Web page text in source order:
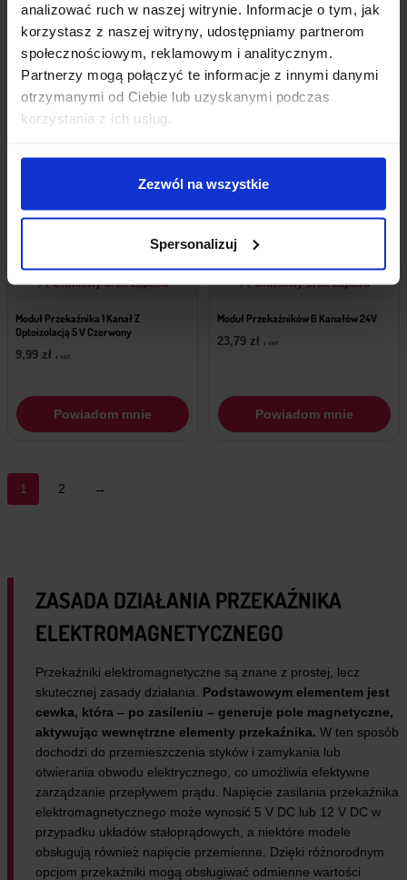
analizować ruch w naszej witrynie. Informacje o tym, jak
korzystasz z naszej witryny, udostępniamy partnerom
społecznościowym, reklamowym i analitycznym.
Partnerzy mogą połączyć te informacje z innymi danymi
otrzymanymi od Ciebie lub uzyskanymi podczas
korzystania z ich usług.
Zezwól na wszystkie
Spersonalizuj
Powiadom mnie Powiadom mnie
Chwilowy brak zapasu
Moduł Przekaźnika 1 Kanał Z
Optoizolacją 5 V Czerwony
9,99 zł z VAT
Powiadom mnie
Chwilowy brak zapasu
Moduł Przekaźników 6 Kanałów 24V
23,79 zł z VAT
Powiadom mnie
1 2 →
ZASADA DZIAŁANIA PRZEKAŹNIKA
ELEKTROMAGNETYCZNEGO
Przekaźniki elektromagnetyczne są znane z prostej, lecz
skutecznej zasady działania. Podstawowym elementem jest
cewka, która – po zasileniu – generuje pole magnetyczne,
aktywując wewnętrzne elementy przekaźnika. W ten sposób
dochodzi do przemieszczenia styków i zamykania lub
otwierania obwodu elektrycznego, co umożliwia efektywne
zarządzanie przepływem prądu. Napięcie zasilania przekaźnika
elektromagnetycznego może wynosić 5 V DC lub 12 V DC w
przypadku układów stałoprądowych, a niektóre modele
obsługują również napięcie przemienne. Dzięki różnorodnym
opcjom przekaźniki mogą obsługiwać odmienne wartości